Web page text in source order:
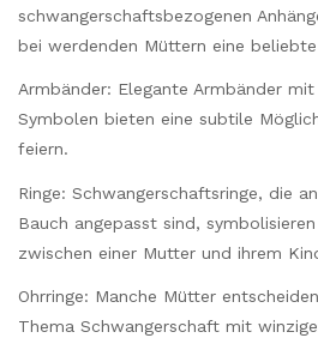
schwangerschaftsbezogenen
bei werdenden Müttern eine beliebte
Armbänder: Elegante Armbänder
Symbolen bieten eine subtile
feiern.
Ringe: Schwangerschaftsringe, die
Bauch angepasst sind,
zwischen einer Mutter und ihrem
Ohrringe: Manche Mütter
Thema Schwangerschaft mit